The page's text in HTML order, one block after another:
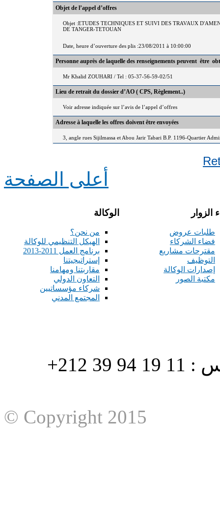
Objet de l’appel d’offres
Objet :ETUDES TECHNIQUES ET SUIVI DES TRAVAUX
DE TANGER-TETOUAN
Date, heure d’ouverture des plis :23/08/2011 à 10:00:00
Personne auprès de laquelle des renseignements peuvent être
Mr Khalid ZOUHARI / Tel : 05-37-56-59-02/51
Lieu de retrait du dossier d’AO ( CPS, Règlement..)
Voir adresse indiquée sur l’avis de l’appel d’offres
Adresse à laquelle les offres doivent être envoyées
3, angle rues Sijilmassa et Abou Jarir Tabari B.P. 1196-Quartier
أعلى الصفحة
الوكالة
من نحن؟
الهيكل التنظيمي للوكالة
برنامج العمل 2011-2013
إستراتيجيتنا
مقاربتنا ومهامنا
التعاون الدولي
شركاء مؤسساتيين
المجتمع المدني
الزوار
طلبات عروض
فضاء الشركاء
مقترحات مشاريع
التوظيف
إصدارات الوكالة
مكتبة الصور
هاتف : 90/88 32 94 39 212+ فاكس : 11 19 94 39 212+
© Copyright 2015